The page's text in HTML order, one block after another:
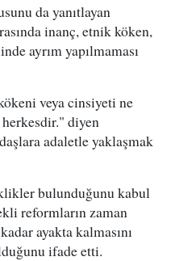
da yanıtlayan
inanç, etnik köken,
ayrım yapılmaması
veya cinsiyeti ne
diyen
adaletle yaklaşmak
bulunduğunu kabul
reformların zaman
ayakta kalmasını
ifade etti.